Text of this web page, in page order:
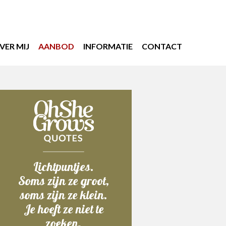
MIJ AANBOD INFORMATIE CONTACT
Lichtpuntjes.
Soms zijn ze groot,
soms zijn ze klein.
Je hoeft ze niet te